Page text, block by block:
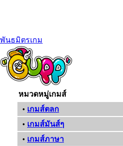
พันธมิตรเกม
หมวดหมู่เกมส์
• เกมส์ตลก
• เกมส์มันส์ๆ
• เกมส์ภาษา